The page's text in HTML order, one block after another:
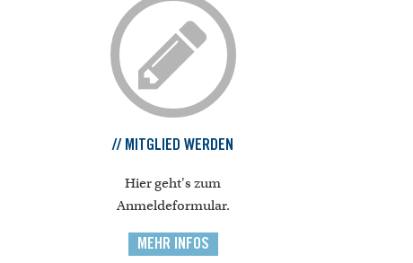
// MITGLIED WERDEN
Hier geht's zum
Anmeldeformular.
MEHR INFOS